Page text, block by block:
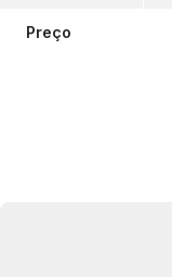
Preço